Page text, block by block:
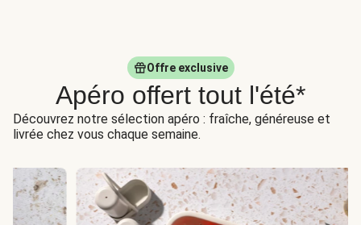
Offre exclusive
Apéro offert tout l'été*
Découvrez notre sélection apéro : fraîche, généreuse et
livrée chez vous chaque semaine.